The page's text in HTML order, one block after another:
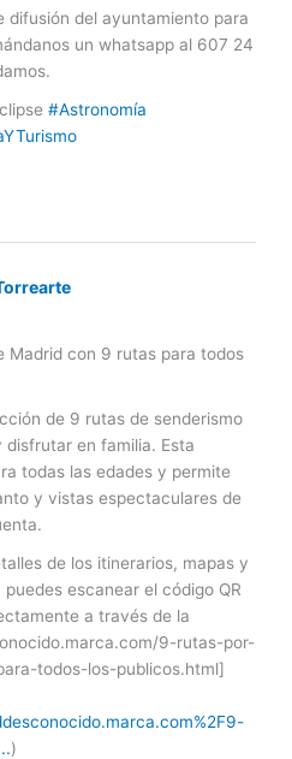
difusión del ayuntamiento para
un whatsapp al 607 24
#Astronomía
Madrid con 9 rutas para todos
de 9 rutas de senderismo
en familia. Esta
todas las edades y permite
y vistas espectaculares de
de los itinerarios, mapas y
escanear el código QR
a través de la
9-rutas-por-
todos-los-publicos.html]
)